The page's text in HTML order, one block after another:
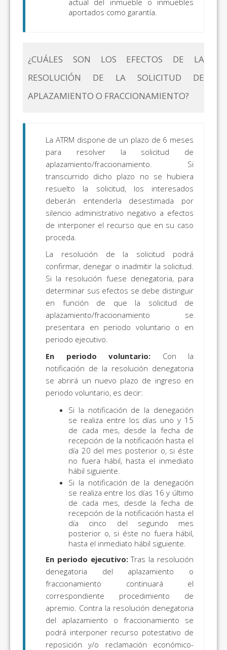
aportados como garantía.
¿CUÁLES SON LOS EFECTOS DE LA
RESOLUCIÓN DE LA SOLICITUD DE
APLAZAMIENTO O FRACCIONAMIENTO?
La ATRM dispone de un plazo de 6 meses
para resolver la solicitud de
aplazamiento/fraccionamiento. Si
transcurrido dicho plazo no se hubiera
resuelto la solicitud, los interesados
deberán entenderla desestimada por
silencio administrativo negativo a efectos
de interponer el recurso que en su caso
proceda.
La resolución de la solicitud podrá
confirmar, denegar o inadmitir la solicitud.
Si la resolución fuese denegatoria, para
determinar sus efectos se debe distinguir
en función de que la solicitud de
aplazamiento/fraccionamiento se
presentara en periodo voluntario o en
periodo ejecutivo.
En periodo voluntario: Con la
notificación de la resolución denegatoria
se abrirá un nuevo plazo de ingreso en
periodo voluntario, es decir:
Si la notificación de la denegación
se realiza entre los días uno y 15
de cada mes, desde la fecha de
recepción de la notificación hasta el
día 20 del mes posterior o, si éste
no fuera hábil, hasta el inmediato
hábil siguiente.
Si la notificación de la denegación
se realiza entre los días 16 y último
de cada mes, desde la fecha de
recepción de la notificación hasta el
día cinco del segundo mes
posterior o, si éste no fuera hábil,
hasta el inmediato hábil siguiente.
En periodo ejecutivo:Tras la resolución
denegatoria del aplazamiento o
fraccionamiento continuará el
correspondiente procedimiento de
apremio. Contra la resolución denegatoria
del aplazamiento o fraccionamiento se
podrá interponer recurso potestativo de
reposición y/o reclamación económico-